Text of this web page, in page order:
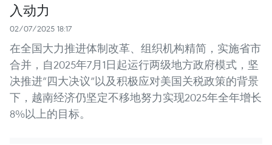
入动力
02/07/2025 18:17
在全国大力推进体制改革、组织机构精简，实施省市
合并，自2025年7月1日起运行两级地方政府模式，坚
决推进“四大决议”以及积极应对美国关税政策的背景
下，越南经济仍坚定不移地努力实现2025年全年增长
8%以上的目标。